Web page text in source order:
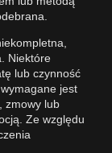
Niektóre
lub czynność
jest
zmowy lub
Ze względu